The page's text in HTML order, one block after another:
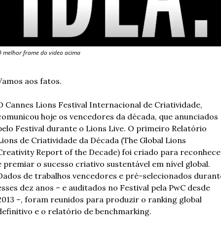
melhor frame do video acima
aos fatos.
Cannes Lions Festival Internacional de Criatividade,
hoje os vencedores da década, que anunciados
Festival durante o Lions Live. O primeiro Relatório
de Criatividade da Década (The Global Lions
Report of the Decade) foi criado para
premiar o sucesso criativo sustentável em nível global.
de trabalhos vencedores e pré-selecionados
dez anos – e auditados no Festival pela PwC desde
–, foram reunidos para produzir o ranking global
e o relatório de benchmarking.